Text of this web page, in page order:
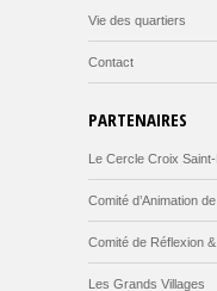
Vie des quartiers
Contact
PARTENAIRES
Le Cercle Croix
Comité d’Animation
Comité de Réflexion
Les Grands Villages